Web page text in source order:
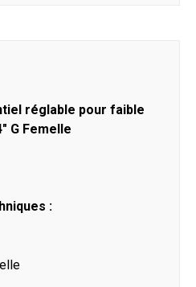
réglable pour faible
G Femelle
: